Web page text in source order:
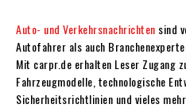
Auto- und Verkehrsnachrichten sind
Autofahrer als auch
Mit carpr.de erhalten Leser Zugang
Fahrzeugmodelle, technologische
Sicherheitsrichtlinien und vieles mehr.